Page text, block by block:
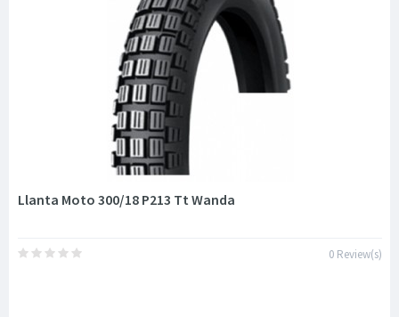
Llanta Moto 300/18 P213 Tt Wanda
0 Review(s)